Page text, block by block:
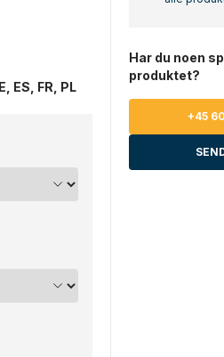
ES, FR, PL
Har du noen
produktet?
+45